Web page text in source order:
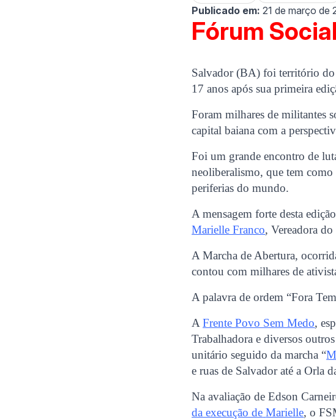
Publicado em: 21 de março de
Fórum
Salvador (BA) foi território
17 anos após sua primeira
Foram milhares de militantes
capital baiana com a
Foi um grande encontro de
neoliberalismo, que tem como
periferias do mundo.
A mensagem forte desta
Marielle Franco, Vereadora
A Marcha de Abertura,
contou com milhares de
A palavra de ordem “Fora
AFrente Povo Sem Medo,
Trabalhadora e diversos
unitário seguido da marcha “
e ruas de Salvador até a Orla
Na avaliação de Edson
da execução de Marielle, o